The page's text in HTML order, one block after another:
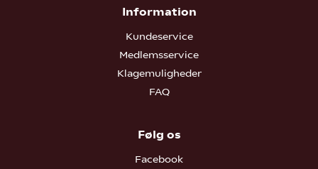
Information
Kundeservice
Medlemsservice
Klagemuligheder
FAQ
Følg os
Facebook